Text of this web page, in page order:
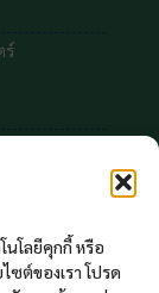
นโลยีคุกกี้ หรือ
ซต์ของเรา โปรด
ร์